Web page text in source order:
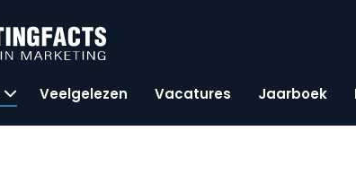
Veelgelezen Vacatures Jaarboek